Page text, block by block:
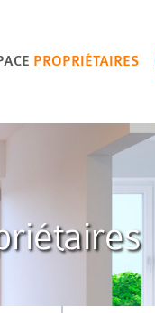
PROPRIÉTAIRES